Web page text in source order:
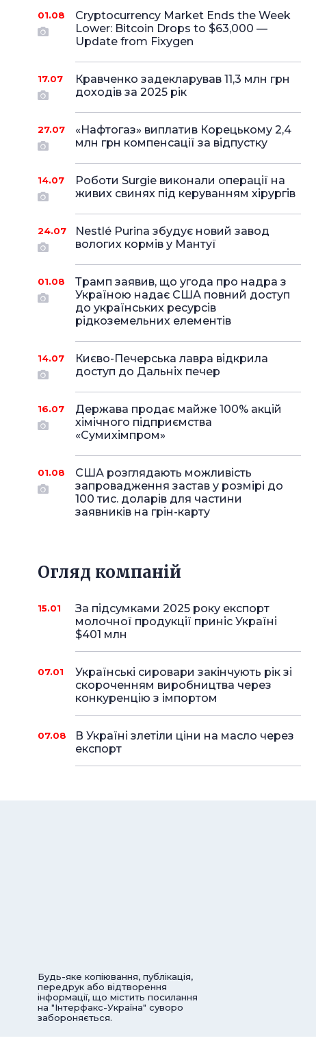
01.08
Cryptocurrency Market Ends the Week
Lower: Bitcoin Drops to $63,000 —
Update from Fixygen
17.07
Кравченко задекларував 11,3 млн грн
доходів за 2025 рік
27.07
«Нафтогаз» виплатив Корецькому 2,4
млн грн компенсації за відпустку
14.07
Роботи Surgie виконали операції на
живих свинях під керуванням хірургів
24.07
Nestlé Purina збудує новий завод
вологих кормів у Мантуї
01.08
Трамп заявив, що угода про надра з
Україною надає США повний доступ
до українських ресурсів
рідкоземельних елементів
14.07
Києво-Печерська лавра відкрила
доступ до Дальніх печер
16.07
Держава продає майже 100% акцій
хімічного підприємства
«Сумихімпром»
01.08
США розглядають можливість
запровадження застав у розмірі до
100 тис. доларів для частини
заявників на грін-карту
Огляд компаній
15.01
За підсумками 2025 року експорт
молочної продукції приніс Україні
$401 млн
07.01
Українські сировари закінчують рік зі
скороченням виробництва через
конкуренцію з імпортом
07.08
В Україні злетіли ціни на масло через
експорт
Будь-яке копіювання, публікація,
передрук або відтворення
інформації, що містить посилання
на "Інтерфакс-Україна" суворо
забороняється.